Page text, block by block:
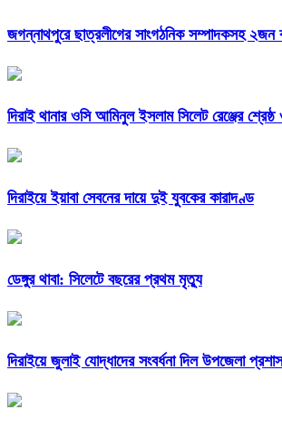
জগন্নাথপুরে ছাত্রলীগের সাংগঠনিক সম্পাদকসহ ২জন
দিরাই থানার ওসি আমিনুল ইসলাম সিলেট রেঞ্জের শ্রেষ্ঠ
দিরাইয়ে ইয়াবা সেবনের দায়ে দুই যুবকের কারাদণ্ড
ডেঙ্গুর থাবা: সিলেটে বছরের প্রথম মৃত্যু
দিরাইয়ে জুলাই যোদ্ধাদের সংবর্ধনা দিল উপজেলা